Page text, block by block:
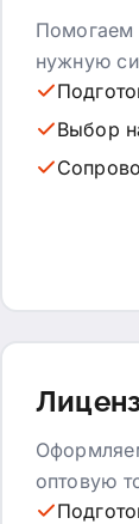
Помогаем
нужную
Выбор
оптовую